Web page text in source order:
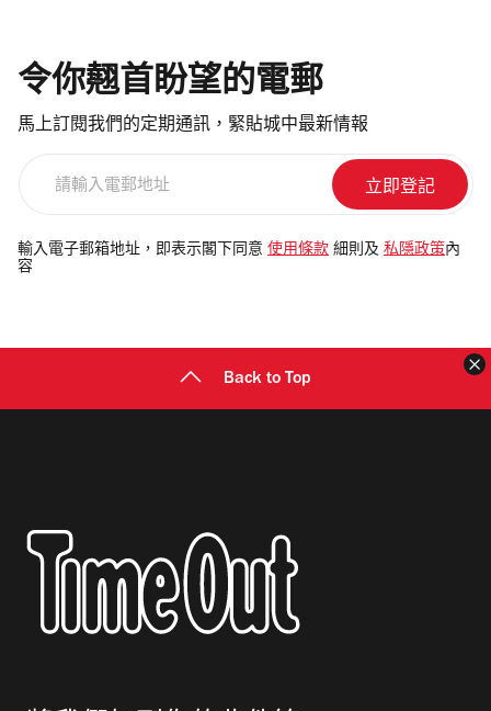
令你翹首盼望的電郵
馬上訂閱我們的定期通訊，緊貼城中最新情報
電
郵
輸入電子郵箱地址，即表示閣下同意 使用條款 細則及 私隱政策 內
容
Back to Top